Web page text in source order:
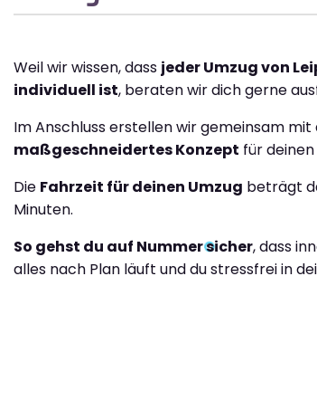
Weil wir wissen, dass jeder Umzug von
individuell ist, beraten wir dich gerne
Im Anschluss erstellen wir gemeinsam mit
maßgeschneidertes Konzept für
Die Fahrzeit für deinen Umzug beträgt
Minuten.
So gehst du auf Nummer sicher, dass
alles nach Plan läuft und du stressfrei in